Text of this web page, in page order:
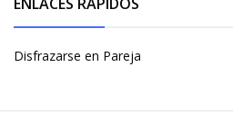
Disfrazarse en Pareja